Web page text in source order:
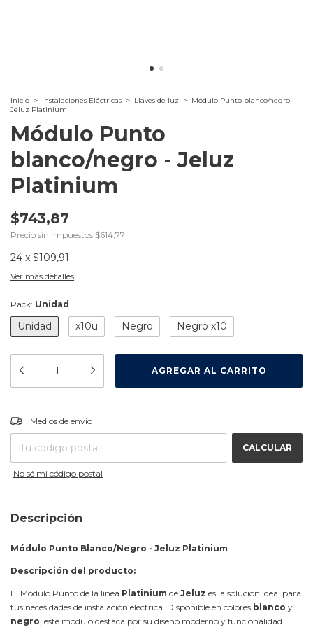
Inicio > Instalaciones Eléctricas > Llaves de luz > Módulo Punto blanco/negro -
Jeluz Platinium
Módulo Punto
blanco/negro - Jeluz
Platinium
$743,87
Precio sin impuestos $614,77
24 x $109,91
Ver más detalles
Pack: Unidad
Unidad x10u Negro Negro x10
Entregas para el CP:
Medios de envío
CALCULAR
No sé mi código postal
Descripción
Módulo Punto Blanco/Negro - Jeluz Platinium
Descripción del producto:
El Módulo Punto de la línea Platinium de Jeluz es la solución ideal para
tus necesidades de instalación eléctrica. Disponible en colores blanco y
negro, este módulo destaca por su diseño moderno y funcionalidad.